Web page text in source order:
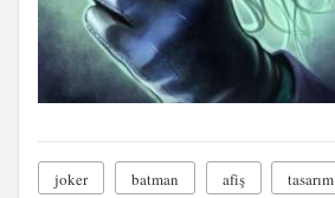
joker batman afiş tasarım